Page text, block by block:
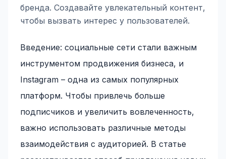
бренда. Создавайте увлекательный контент,
чтобы вызвать интерес у пользователей.
Введение: социальные сети стали важным
инструментом продвижения бизнеса, и
Instagram – одна из самых популярных
платформ. Чтобы привлечь больше
подписчиков и увеличить вовлеченность,
важно использовать различные методы
взаимодействия с аудиторией. В статье